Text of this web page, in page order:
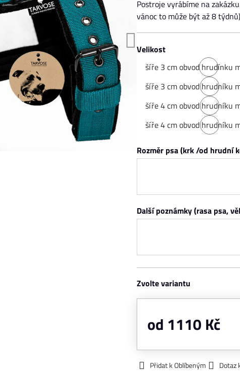
Postroje vyrábíme na
vánoc to může být až 8
Velikost
šíře 3 cm obvod hrudínku
na
objednávku
šíře 3 cm obvod hrudníku
na
objednávku
šíře 4 cm obvod hrudníku
na
objednávku
šíře 4 cm obvod hrudníku
objednávku
Rozměr psa (krk /od hrudní
Další poznámky (rasa psa,
Zvolte variantu
od 1110 Kč
Přidat k Oblíbeným Dotaz